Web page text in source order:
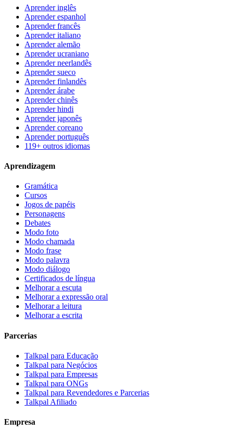
Aprender inglês
Aprender espanhol
Aprender francês
Aprender italiano
Aprender alemão
Aprender ucraniano
Aprender neerlandês
Aprender sueco
Aprender finlandês
Aprender árabe
Aprender chinês
Aprender hindi
Aprender japonês
Aprender coreano
Aprender português
119+ outros idiomas
Aprendizagem
Gramática
Cursos
Jogos de papéis
Personagens
Debates
Modo foto
Modo chamada
Modo frase
Modo palavra
Modo diálogo
Certificados de língua
Melhorar a escuta
Melhorar a expressão oral
Melhorar a leitura
Melhorar a escrita
Parcerias
Talkpal para Educação
Talkpal para Negócios
Talkpal para Empresas
Talkpal para ONGs
Talkpal para Revendedores e Parcerias
Talkpal Afiliado
Empresa